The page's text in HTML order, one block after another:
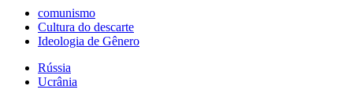
comunismo
Cultura do descarte
Ideologia de Gênero
Rússia
Ucrânia